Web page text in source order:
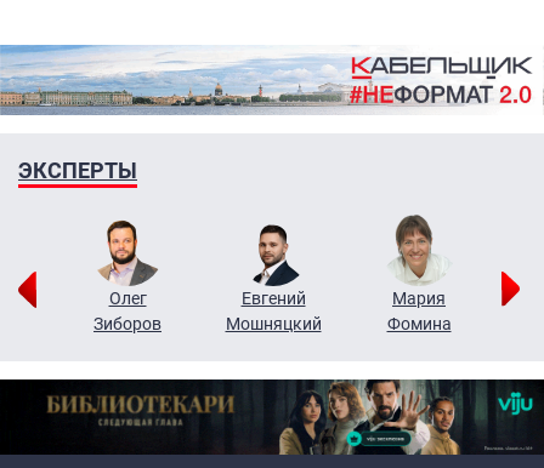
ЭКСПЕРТЫ
Олег
Зиборов
Евгений
Мошняцкий
Мария
Фомина